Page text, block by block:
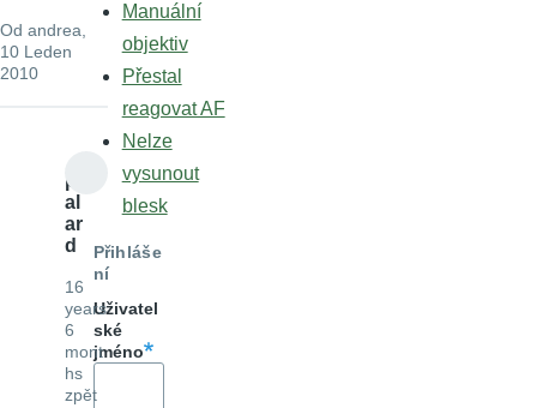
Od andrea
10 Leden
2010
p
al
ar
d
16
years
6
mont
hs
zpět
Manuální
objektiv
Přestal
reagovat AF
Nelze
vysunout
blesk
Přihláše
ní
Uživatel
ské
jméno